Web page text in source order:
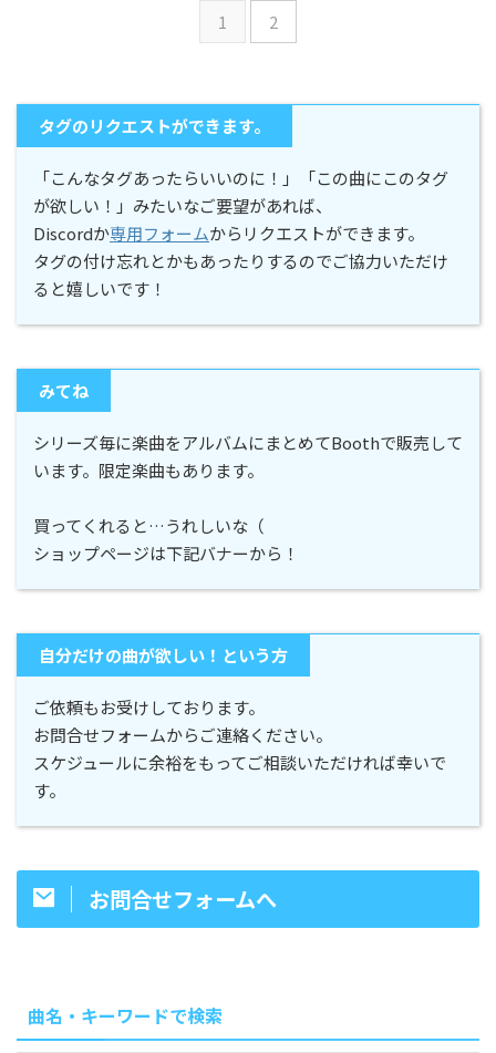
1 2
タグのリクエストができます。
「こんなタグあったらいいのに！」「この曲にこのタグ
が欲しい！」みたいなご要望があれば、
Discordか専用フォームからリクエストができます。
タグの付け忘れとかもあったりするのでご協力いただけ
ると嬉しいです！
みてね
シリーズ毎に楽曲をアルバムにまとめてBoothで販売して
います。限定楽曲もあります。
買ってくれると…うれしいな（
ショップページは下記バナーから！
自分だけの曲が欲しい！という方
ご依頼もお受けしております。
お問合せフォームからご連絡ください。
スケジュールに余裕をもってご相談いただければ幸いで
す。
お問合せフォームへ
曲名・キーワードで検索